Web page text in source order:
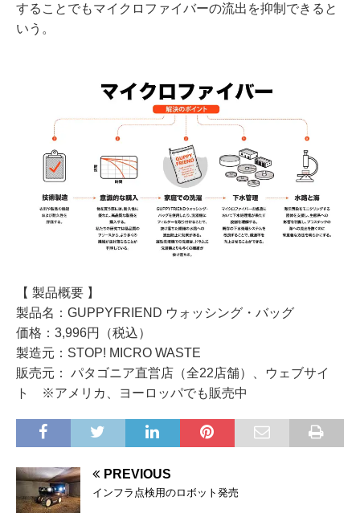
することでもマイクロファイバーの流出を抑制できると
いう。
【 製品概要 】
製品名：GUPPYFRIEND ウォッシング・バッグ
価格：3,996円（税込）
製造元：STOP! MICRO WASTE
販売元： パタゴニア直営店（全22店舗）、ウェブサイ
ト ※アメリカ、ヨーロッパでも販売中
PREVIOUS
インフラ点検用のロボット発売